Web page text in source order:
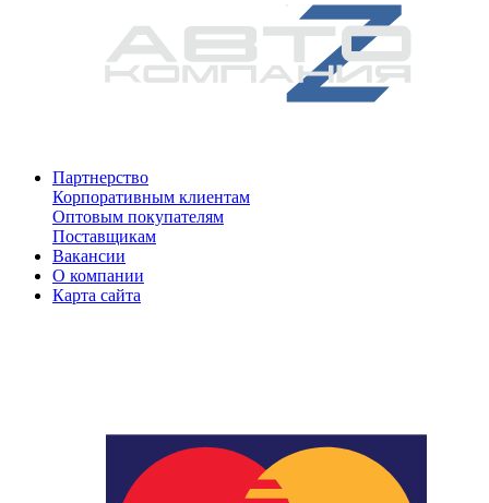
Партнерство
Корпоративным клиентам
Оптовым покупателям
Поставщикам
Вакансии
О компании
Карта сайта